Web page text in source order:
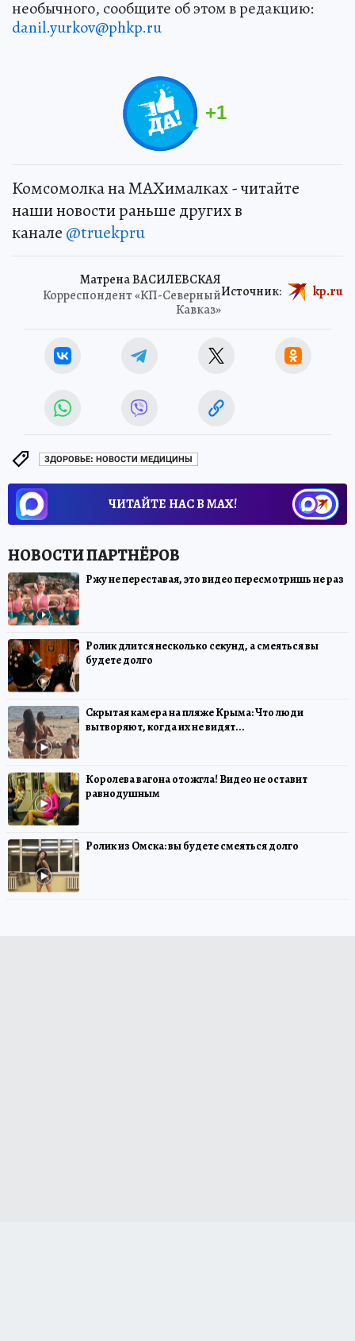
необычного, сообщите об этом в редакцию:
danil.yurkov@phkp.ru
+1
Комсомолка на MAXималках - читайте
наши новости раньше других в
канале @truekpru
Матрена ВАСИЛЕВСКАЯ
Корреспондент «КП-Северный
Кавказ»
Источник: kp.ru
ЗДОРОВЬЕ: НОВОСТИ МЕДИЦИНЫ
ЧИТАЙТЕ НАС В МАХ!
Ржу не переставая, это видео пересмотришь не раз
Ролик длится несколько секунд, а смеяться вы
будете долго
Скрытая камера на пляже Крыма: Что люди
вытворяют, когда их не видят...
Королева вагона отожгла! Видео не оставит
равнодушным
Ролик из Омска: вы будете смеяться долго